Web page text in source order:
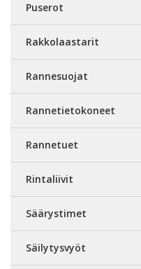
Puserot
Rakkolaastarit
Rannesuojat
Rannetietokoneet
Rannetuet
Rintaliivit
Säärystimet
Säilytysvyöt